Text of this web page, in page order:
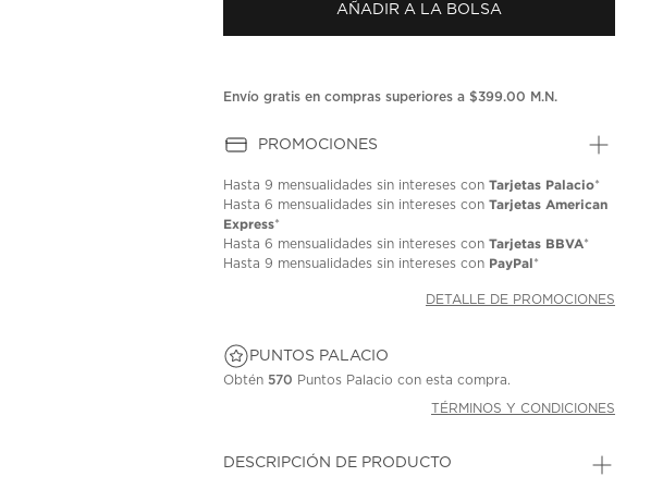
en
la
AÑADIR A LA BOLSA
Envío gratis en compras superiores a $399.00 M.N.
PROMOCIONES
Hasta9 mensualidades sin intereses conTarjetas Palacio*
Hasta6 mensualidades sin intereses conTarjetas American
Express*
Hasta6 mensualidades sin intereses conTarjetas BBVA*
Hasta9 mensualidades sin intereses con PayPal*
DETALLE DE PROMOCIONES
PUNTOS PALACIO
Obtén570 Puntos Palacio con esta compra.
TÉRMINOS Y CONDICIONES
DESCRIPCIÓN DE PRODUCTO